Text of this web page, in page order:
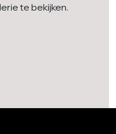
te bekijken.